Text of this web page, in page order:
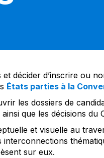
décider d’inscrire ou
États parties à la
les dossiers de
que les décisions du
et visuelle au
interconnections
sur eux.